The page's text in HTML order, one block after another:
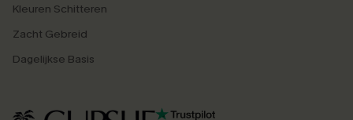
Kleuren Schitteren
Zacht Gebreid
Dagelijkse Basis